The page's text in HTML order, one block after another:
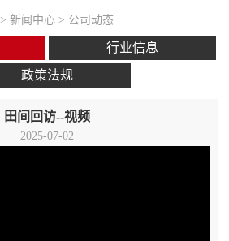
> 新闻中心 > 公司动态
行业信息
政策法规
田间回访--视频
2025-07-02